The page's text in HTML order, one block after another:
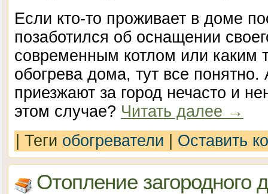
Если кто-то проживает в доме
позаботился об оснащении
современным котлом или каким
обогрева дома, тут все
приезжают за город нечасто и
этом случае? Читать далее →
Теги обогреватели Оставить
Отопление загородного